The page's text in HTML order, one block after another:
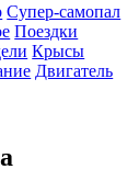
Супер-самопал
Поездки
Крысы
Двигатель